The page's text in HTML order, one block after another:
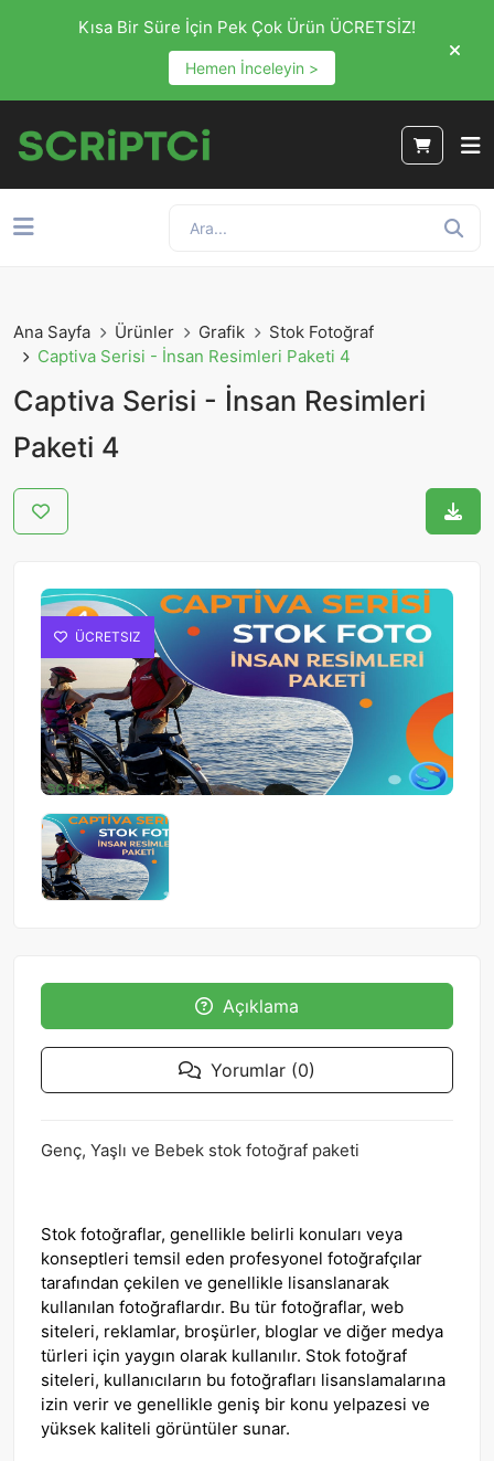
Kısa Bir Süre İçin Pek Çok Ürün ÜCRETSİZ!
Hemen İnceleyin >
Ana Sayfa Ürünler Grafik
Stok Fotoğraf
Captiva Serisi - İnsan Resimleri Paketi 4
Captiva Serisi - İnsan Resimleri
Paketi 4
ÜCRETSIZ
Açıklama
Yorumlar (0)
Genç, Yaşlı ve Bebek stok fotoğraf paketi
Stok fotoğraflar, genellikle belirli konuları veya
konseptleri temsil eden profesyonel fotoğrafçılar
tarafından çekilen ve genellikle lisanslanarak
kullanılan fotoğraflardır. Bu tür fotoğraflar, web
siteleri, reklamlar, broşürler, bloglar ve diğer medya
türleri için yaygın olarak kullanılır. Stok fotoğraf
siteleri, kullanıcıların bu fotoğrafları lisanslamalarına
izin verir ve genellikle geniş bir konu yelpazesi ve
yüksek kaliteli görüntüler sunar.